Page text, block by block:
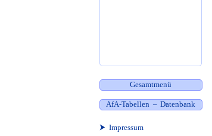
Gesamtmenü
AfA-Tabellen – Datenbank
⮞ Impressum